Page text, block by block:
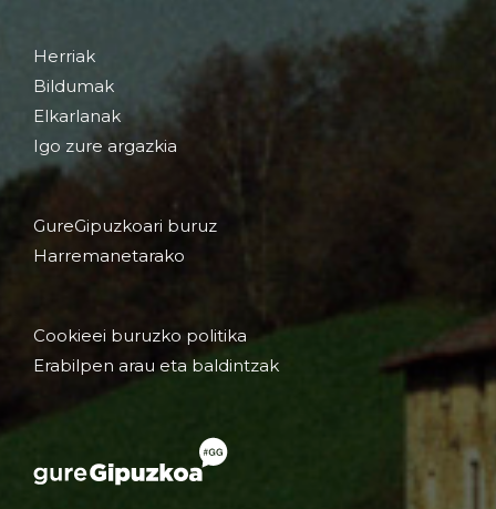
Herriak
Bildumak
Elkarlanak
Igo zure argazkia
GureGipuzkoari buruz
Harremanetarako
Cookieei buruzko politika
Erabilpen arau eta baldintzak